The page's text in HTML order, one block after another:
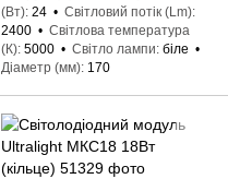
(Вт) 24
Світловий потік (Lm)
2400
Світлова температура
(К) 5000 Світло лампи біле
Діаметр (мм) 170